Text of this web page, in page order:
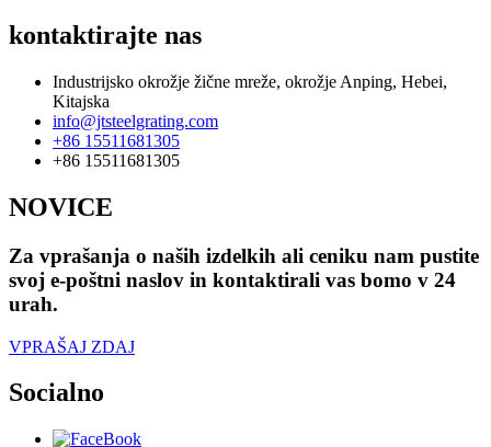
kontaktirajte nas
Industrijsko okrožje žične mreže, okrožje Anping, Hebei,
Kitajska
info@jtsteelgrating.com
+86 15511681305
+86 15511681305
NOVICE
Za vprašanja o naših izdelkih ali ceniku nam pustite
svoj e-poštni naslov in kontaktirali vas bomo v 24
urah.
VPRAŠAJ ZDAJ
Socialno